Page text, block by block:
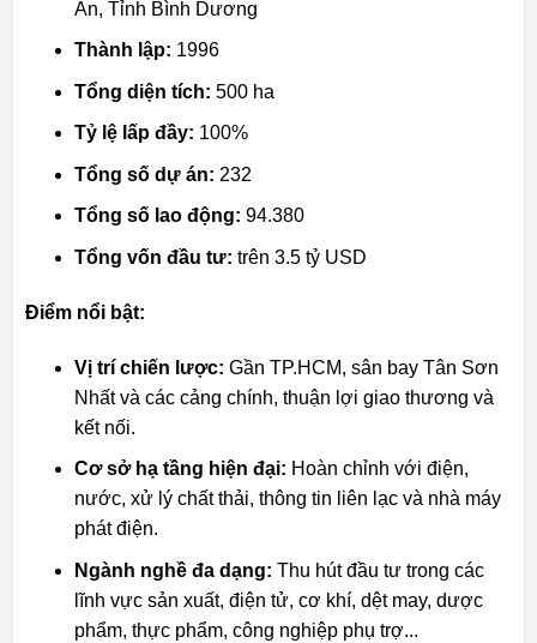
An, Tỉnh Bình Dương
Thành lập: 1996
Tổng diện tích: 500 ha
Tỷ lệ lấp đầy: 100%
Tổng số dự án: 232
Tổng số lao động: 94.380
Tổng vốn đầu tư: trên 3.5 tỷ USD
Điểm nổi bật:
Vị trí chiến lược: Gần TP.HCM, sân bay Tân Sơn
Nhất và các cảng chính, thuận lợi giao thương và
kết nối.
Cơ sở hạ tầng hiện đại: Hoàn chỉnh với điện,
nước, xử lý chất thải, thông tin liên lạc và nhà máy
phát điện.
Ngành nghề đa dạng: Thu hút đầu tư trong các
lĩnh vực sản xuất, điện tử, cơ khí, dệt may, dược
phẩm, thực phẩm, công nghiệp phụ trợ...